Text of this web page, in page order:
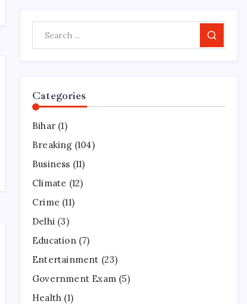
Search
Categories
Bihar (1)
Breaking (104)
Business (11)
Climate (12)
Crime (11)
Delhi (3)
Education(7)
Entertainment (23)
Government Exam (5)
Health (1)